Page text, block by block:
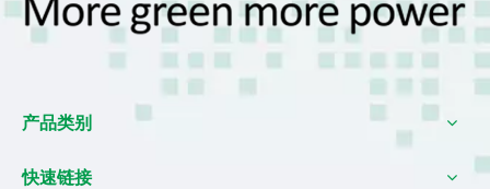
产品类别
快速链接